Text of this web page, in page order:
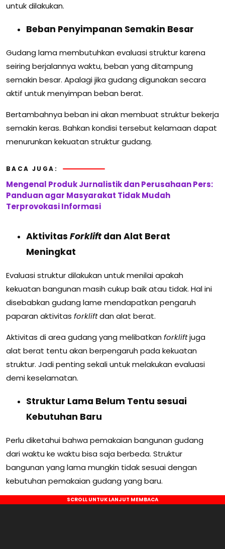
untuk dilakukan.
Beban Penyimpanan Semakin Besar
Gudang lama membutuhkan evaluasi struktur karena
seiring berjalannya waktu, beban yang ditampung
semakin besar. Apalagi jika gudang digunakan secara
aktif untuk menyimpan beban berat.
Bertambahnya beban ini akan membuat struktur bekerja
semakin keras. Bahkan kondisi tersebut kelamaan dapat
menurunkan kekuatan struktur gudang.
BACA JUGA:
Mengenal Produk Jurnalistik dan Perusahaan Pers:
Panduan agar Masyarakat Tidak Mudah
Terprovokasi Informasi
Aktivitas Forkliftdan Alat Berat
Meningkat
Evaluasi struktur dilakukan untuk menilai apakah
kekuatan bangunan masih cukup baik atau tidak. Hal ini
disebabkan gudang lame mendapatkan pengaruh
paparan aktivitas forkliftdan alat berat.
Aktivitas di area gudang yang melibatkan forkliftjuga
alat berat tentu akan berpengaruh pada kekuatan
struktur. Jadi penting sekali untuk melakukan evaluasi
demi keselamatan.
Struktur Lama Belum Tentu sesuai
Kebutuhan Baru
Perlu diketahui bahwa pemakaian bangunan gudang
dari waktu ke waktu bisa saja berbeda. Struktur
bangunan yang lama mungkin tidak sesuai dengan
kebutuhan pemakaian gudang yang baru.